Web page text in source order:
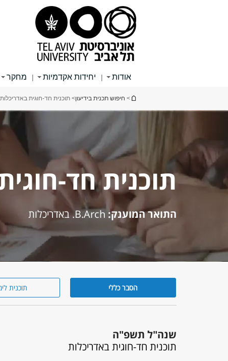
אודות | יחידות אקדמיות | מחקר
הינך נמצא כאן
> חיפוש תכנית בידיעון> תוכנית חד-חוגית
תוכנית חד-
התואר המוענק: B.Arch. באדריכלות
הסבר כללי תוכנית
שנה"ל תשפ"ה
תוכנית חד-חוגית באדריכלות